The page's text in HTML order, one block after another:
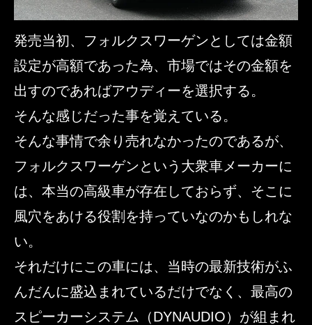
発売当初、フォルクスワーゲンとしては金額
設定が高額であった為、市場ではその金額を
出すのであればアウディーを選択する。
そんな感じだった事を覚えている。
そんな事情で余り売れなかったのであるが、
フォルクスワーゲンという大衆車メーカーに
は、本当の高級車が存在しておらず、そこに
風穴をあける役割を持っていなのかもしれな
い。
それだけにこの車には、当時の最新技術がふ
んだんに盛込まれているだけでなく、最高の
スピーカーシステム（DYNAUDIO）が組まれ